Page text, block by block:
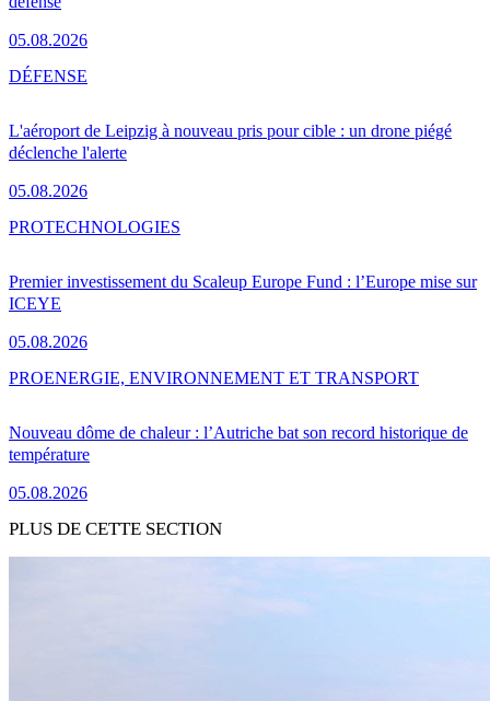
05.08.2026
L'aéroport de Leipzig à nouveau pris pour cible : un drone piégé
déclenche l'alerte
05.08.2026
DÉFENSE
Premier investissement du Scaleup Europe Fund : l’Europe mise sur
ICEYE
05.08.2026
PROTECHNOLOGIES
Nouveau dôme de chaleur : l’Autriche bat son record historique de
température
05.08.2026
PROENERGIE, ENVIRONNEMENT ET TRANSPORT
PLUS DE CETTE SECTION